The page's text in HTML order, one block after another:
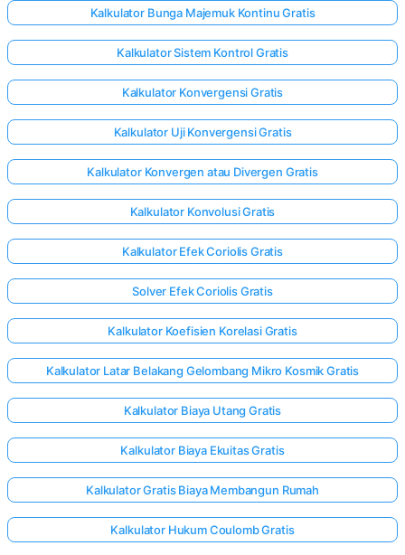
Kalkulator Bunga Majemuk Kontinu Gratis
Kalkulator Sistem Kontrol Gratis
Kalkulator Konvergensi Gratis
Kalkulator Uji Konvergensi Gratis
Kalkulator Konvergen atau Divergen Gratis
Kalkulator Konvolusi Gratis
Kalkulator Efek Coriolis Gratis
Solver Efek Coriolis Gratis
Kalkulator Koefisien Korelasi Gratis
Kalkulator Latar Belakang Gelombang Mikro Kosmik Gratis
Kalkulator Biaya Utang Gratis
Kalkulator Biaya Ekuitas Gratis
Kalkulator Gratis Biaya Membangun Rumah
Kalkulator Hukum Coulomb Gratis